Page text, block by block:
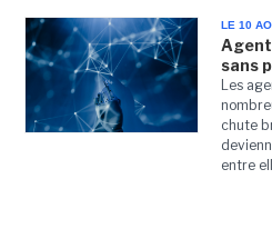
LE 10
sans
Les
chute
entre